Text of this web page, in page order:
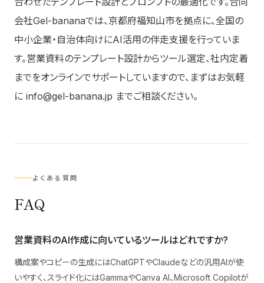
会社Gel-bananaでは、京都府福知山市を拠点に、全国の
中小企業・自治体向けにAI活用の伴走支援を行っていま
す。営業資料のテンプレート設計からツール選定、社内定着
までをオンラインでサポートしていますので、まずはお気軽
に info@gel-banana.jp までご相談ください。
よくある質問
FAQ
営業資料のAI作成に向いているツールはどれですか?
構成案やコピーの生成にはChatGPTやClaudeなどの汎用AIが使
いやすく、スライド化にはGammaやCanva AI、Microsoft Copilotが